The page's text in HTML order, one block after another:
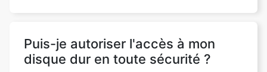
et de nous donner accès à votre disque.
Nous n'apporterons aucune modification à